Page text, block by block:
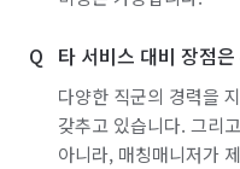
타 서비스 대비 장점
다양한 직군의 경력을
갖추고 있습니다. 그리
아니라, 매칭매니저가